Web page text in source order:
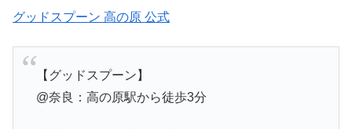
グッドスプーン 高の原 公式
【グッドスプーン】
@奈良：高の原駅から徒歩3分